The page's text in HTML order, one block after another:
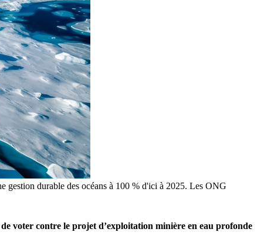
gestion durable des océans à 100 % d'ici à 2025. Les ONG
voter contre le projet d’exploitation minière en eau profonde